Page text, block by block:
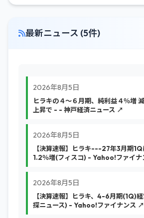
最新ニュース (5件)
2026年8月5日
ヒラキの４〜６月期、純利益４％増
上昇で - - 神戸経済ニュース ↗
2026年8月5日
【決算速報】ヒラキ---27年3月期
1.2％増(フィスコ) - Yahoo!ファイ
2026年8月5日
【決算速報】ヒラキ、4-6月期(1Q)
探ニュース) - Yahoo!ファイナンス ↗